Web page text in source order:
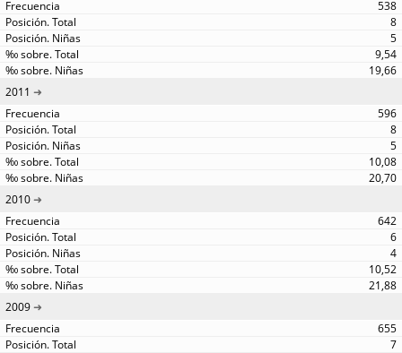
538
8
5
9,54
19,66
2011
596
8
5
10,08
20,70
2010
642
6
4
10,52
21,88
2009
655
7